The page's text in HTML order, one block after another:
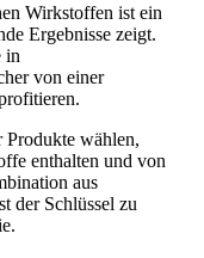
Wirkstoffen ist ein
Ergebnisse zeigt.
in
von einer
Produkte wählen,
enthalten und von
aus
der Schlüssel zu